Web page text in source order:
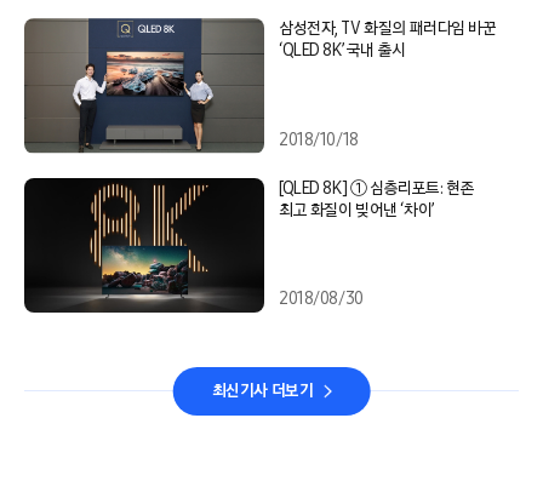
삼성전자, TV 화질의 패러다임 바꾼
‘QLED 8K’ 국내 출시
2018/10/18
[QLED 8K] ① 심층리포트: 현존
최고 화질이 빚어낸 ‘차이’
2018/08/30
최신기사 더보기